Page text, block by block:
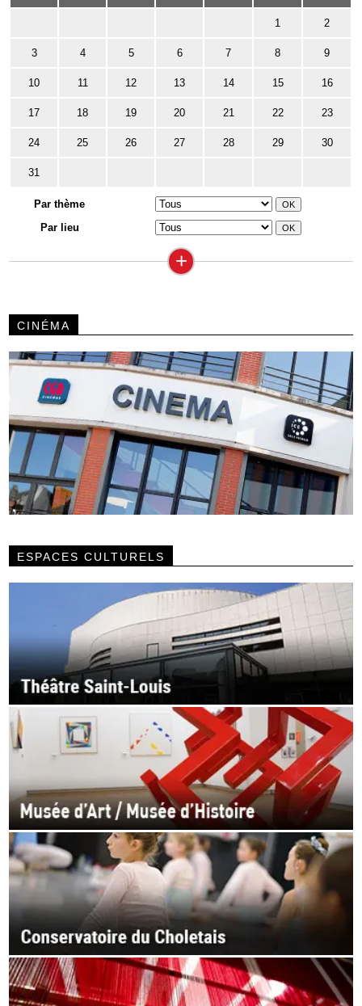
1 2
3 4 5 6 7 8 9
10 11 12 13 14 15 16
17 18 19 20 21 22 23
24 25 26 27 28 29 30
31
Par thème
Par lieu
+
CINÉMA
ESPACES CULTURELS